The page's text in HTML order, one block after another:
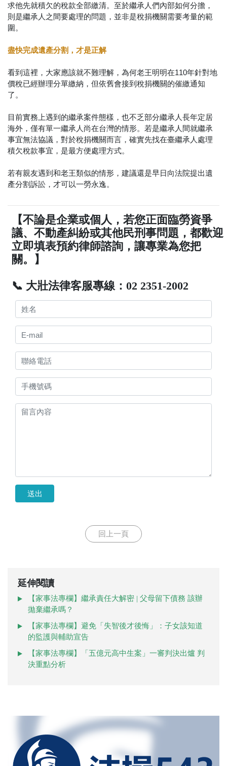
求他先就積欠的稅款全部繳清。至於繼承人們內部如何分擔，
則是繼承人之間要處理的問題，並非是稅捐機關需要考量的範
圍。
盡快完成遺產分割，才是正解
看到這裡，大家應該就不難理解，為何老王明明在110年針對地
價稅已經辦理分單繳納，但依舊會接到稅捐機關的催繳通知
了。
目前實務上遇到的繼承案件態樣，也不乏部分繼承人長年定居
海外，僅有單一繼承人尚在台灣的情形。若是繼承人間就繼承
事宜無法協議，對於稅捐機關而言，確實先找在臺繼承人處理
積欠稅款事宜，是最方便處理方式。
若有親友遇到和老王類似的情形，建議還是早日向法院提出遺
產分割訴訟，才可以一勞永逸。
【不論是企業或個人，若您正面臨勞資爭
議、不動產糾紛或其他民刑事問題，都歡迎
立即填表預約律師諮詢，讓專業為您把
關。】
📞 大壯法律客服專線：02 2351-2002
送出
回上一頁
延伸閱讀
【家事法專欄】繼承責任大解密 | 父母留下債務 該辦
拋棄繼承嗎？
【家事法專欄】避免「失智後才後悔」：子女該知道
的監護與輔助宣告
【家事法專欄】「五億元高中生案」一審判決出爐 判
決重點分析